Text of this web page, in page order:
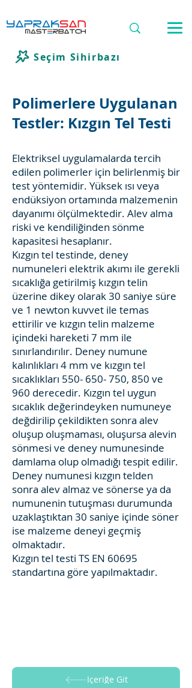
Seçim Sihirbazı
Polimerlere Uygulanan
Testler: Kızgın Tel Testi
Elektriksel uygulamalarda tercih
edilen polimerler için belirlenmiş bir
test yöntemidir. Yüksek ısı veya
endüksiyon ortamında malzemenin
dayanımı ölçülmektedir. Alev alma
riski ve kendiliğinden sönme
kapasitesi hesaplanır.
Kızgın tel testinde, deney
numuneleri elektrik akımı ile gerekli
sıcaklığa getirilmiş kızgın telin
üzerine dikey olarak 30 saniye süre
ve 1 newton kuvvet ile temas
ettirilir ve kızgın telin malzeme
içindeki hareketi 7 mm ile
sınırlandırılır. Deney numune
kalınlıkları 4 mm ve kızgın tel
sıcaklıkları 550- 650- 750, 850 ve
960 derecedir. Kızgın tel uygun
sıcaklık değerindeyken numuneye
değdirilip çekildikten sonra alev
oluşup oluşmaması, oluşursa alevin
sönmesi ve deney numunesinde
damlama olup olmadığı tespit edilir.
Deney numunesi kızgın telden
sonra alev almaz ve sönerse ya da
numunenin tutuşması durumunda
uzaklaştıktan 30 saniye içinde söner
ise malzeme deneyi geçmiş
olmaktadır.
Kızgın tel testi TS EN 60695
standartına göre yapılmaktadır.
İçeriğe Git